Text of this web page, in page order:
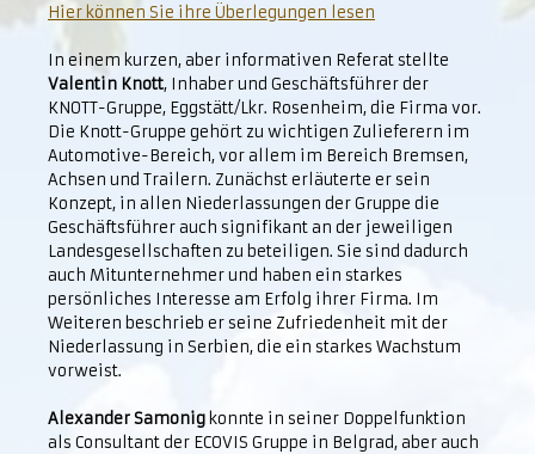
Hier können Sie ihre Überlegungen lesen
In einem kurzen, aber informativen Referat stellte
Valentin Knott, Inhaber und Geschäftsführer der
KNOTT-Gruppe, Eggstätt/Lkr. Rosenheim, die Firma vor.
Die Knott-Gruppe gehört zu wichtigen Zulieferern im
Automotive-Bereich, vor allem im Bereich Bremsen,
Achsen und Trailern. Zunächst erläuterte er sein
Konzept, in allen Niederlassungen der Gruppe die
Geschäftsführer auch signifikant an der jeweiligen
Landesgesellschaften zu beteiligen. Sie sind dadurch
auch Mitunternehmer und haben ein starkes
persönliches Interesse am Erfolg ihrer Firma. Im
Weiteren beschrieb er seine Zufriedenheit mit der
Niederlassung in Serbien, die ein starkes Wachstum
vorweist.
Alexander Samonig konnte in seiner Doppelfunktion
als Consultant der ECOVIS Gruppe in Belgrad, aber auch